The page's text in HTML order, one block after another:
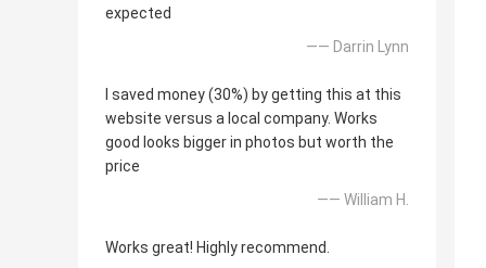
expected
—— Darrin Lynn
I saved money (30%) by getting this at this
website versus a local company. Works
good looks bigger in photos but worth the
price
—— William H.
Works great! Highly recommend.